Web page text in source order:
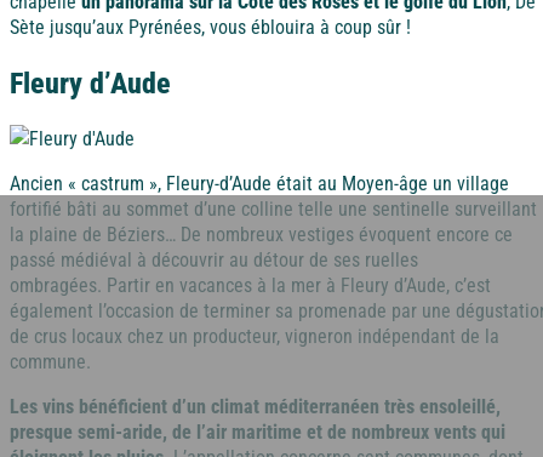
Languedoc
Corse
Côte d'Azur
Camargue
Sète jusqu’aux Pyrénées, vous éblouira à coup sûr !
Fleury d’Aude
Ancien « castrum », Fleury-d’Aude était au Moyen-âge un village
fortifié bâti au sommet d’une colline telle une sentinelle surveillant
la plaine de Béziers… De nombreux vestiges évoquent encore ce
passé médiéval à découvrir au détour de ses ruelles
ombragées. Partir en vacances à la mer à Fleury d’Aude, c’est
également l’occasion de terminer sa promenade par une
de crus locaux chez un producteur, vigneron indépendant de la
commune.
Les vins bénéficient d’un climat méditerranéen très ensoleillé,
presque semi-aride, de l’air maritime et de nombreux vents qui